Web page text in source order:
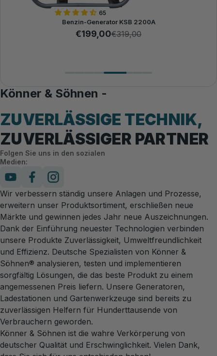
65
Benzin-Generator KSB 2200A
€199,00€319,00
Könner & Söhnen -
ZUVERLÄSSIGE TECHNIK,
ZUVERLÄSSIGER PARTNER
Folgen Sie uns in den sozialen
Medien:
Wir verbessern ständig unsere Anlagen und Prozesse,
erweitern unser Produktsortiment, erschließen neue
Märkte und gewinnen jedes Jahr neue Auszeichnungen.
Dank der Einführung neuester Technologien verbinden
unsere Produkte Zuverlässigkeit, Umweltfreundlichkeit
und Effizienz. Deutsche Spezialisten von Könner &
Söhnen® analysieren, testen und implementieren
sorgfältig Lösungen, die das beste Produkt zu einem
angemessenen Preis liefern. Unsere Generatoren,
Ladestationen und Gartenwerkzeuge sind bereits zu
zuverlässigen Helfern für Hunderttausende von
Verbrauchern geworden.
Könner & Söhnen ist die wahre Verkörperung von
deutscher Qualität und Erschwinglichkeit. Vielen Dank,